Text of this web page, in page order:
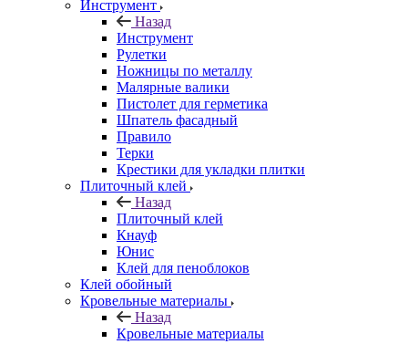
Инструмент
Назад
Инструмент
Рулетки
Ножницы по металлу
Малярные валики
Пистолет для герметика
Шпатель фасадный
Правило
Терки
Крестики для укладки плитки
Плиточный клей
Назад
Плиточный клей
Кнауф
Юнис
Клей для пеноблоков
Клей обойный
Кровельные материалы
Назад
Кровельные материалы